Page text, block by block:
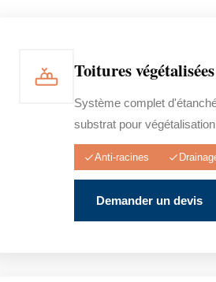
Toitures végétalisées
Système complet
substrat pour
Anti-racines
Demander un devis